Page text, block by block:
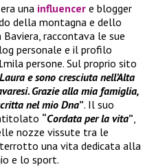
una influencer e blogger
della montagna e dello
Baviera, raccontava le sue
personale e il profilo
persone. Sul proprio sito
e sono cresciuta nell’Alta
Grazie alla mia famiglia,
nel mio Dna”. Il suo
“Cordata per la vita”
nozze vissute tra le
una vita dedicata alla
e lo sport.